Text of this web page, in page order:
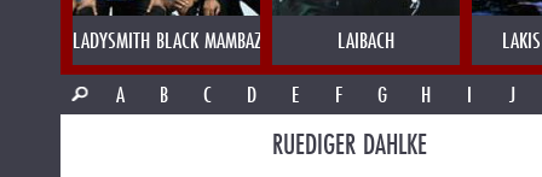
LADYSMITH BLACK MAMBAZO LAIBACH
A
B C D E F G H I J
RUEDIGER DAHLKE